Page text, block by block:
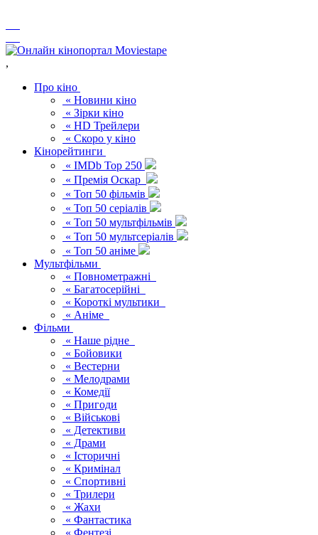
,
Про кіно
« Новини кіно
« Зірки кіно
« HD Трейлери
« Скоро у кіно
Кінорейтинги
« IMDb Top 250
« Премія Оскар
« Топ 50 фільмів
« Топ 50 серіалів
« Топ 50 мультфільмів
« Топ 50 мультсеріалів
« Топ 50 аніме
Мультфільми
« Повнометражні
« Багатосерійні
« Короткі мультики
« Аніме
Фільми
« Наше рідне
« Бойовики
« Вестерни
« Мелодрами
« Комедії
« Пригоди
« Військові
« Детективи
« Драми
« Історичні
« Кримінал
« Спортивні
« Трилери
« Жахи
« Фантастика
« Фентезі